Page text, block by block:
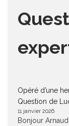
Opéré d’une
Question de
11 janvier 2026
Bonjour